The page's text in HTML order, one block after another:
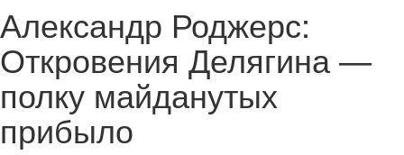
Александр Роджерс:
Откровения Делягина —
полку майданутых
прибыло